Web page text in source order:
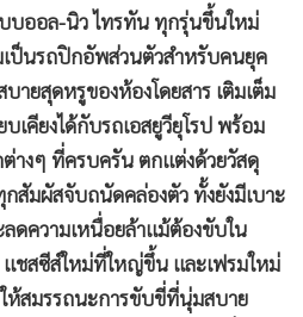
บออล-นิว ไทรทัน ทุกรุ่นขึ้นใหม่
ป็นรถปิกอัพส่วนตัวสำหรับคนยุค
ายสุดหรูของห้องโดยสาร เติมเต็ม
คียงได้กับรถเอสยูวียุโรป พร้อม
างๆ ที่ครบครัน ตกแต่งด้วยวัสดุ
สัมผัสจับถนัดคล่องตัว ทั้งยังมีเบาะ
ดความเหนื่อยล้าแม้ต้องขับใน
แชสซีส์ใหม่ที่ใหญ่ขึ้น และเฟรมใหม่
ห้สมรรถนะการขับขี่ที่นุ่มสบาย